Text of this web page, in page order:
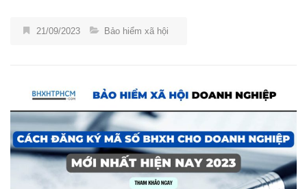
21/09/2023 Bảo hiểm xã hội